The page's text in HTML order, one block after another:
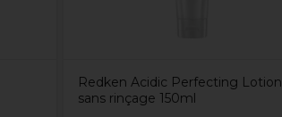
Redken Acidic Perfecting Lotion
sans rinçage 150ml